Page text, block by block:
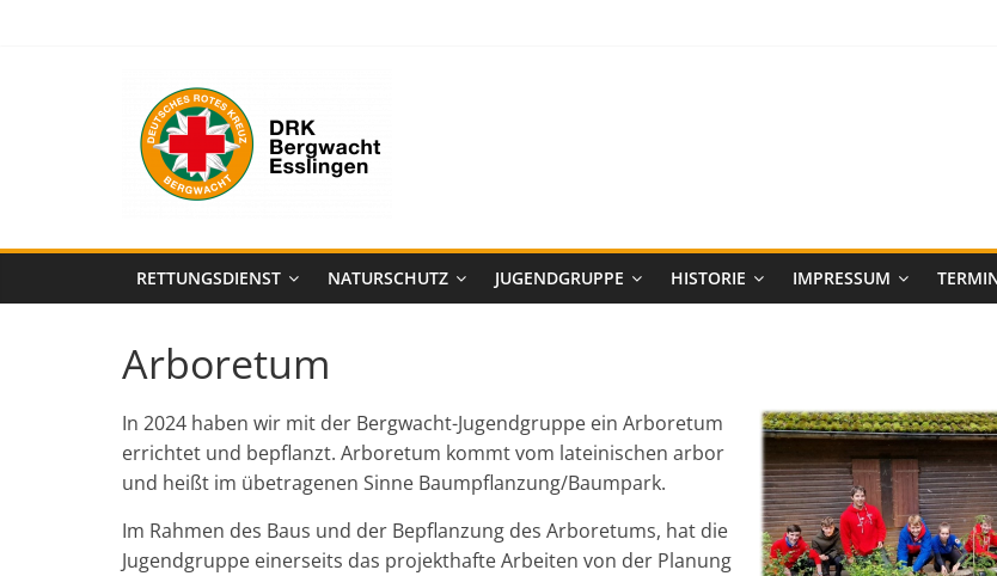
Bergwacht
Esslingen
DRK
Fachrettungsdienst
für
Gelände.
RETTUNGSDIENST NATURSCHUTZ JUGENDGRUPPE HISTORIE IMPRESSUM
Arboretum
In 2024 haben wir mit der Bergwacht-Jugendgruppe ein Arboretum
errichtet und bepflanzt. Arboretum kommt vom lateinischen arbor
und heißt im übetragenen Sinne Baumpflanzung/Baumpark.
Im Rahmen des Baus und der Bepflanzung des Arboretums, hat die
Jugendgruppe einerseits das projekthafte Arbeiten von der Planung